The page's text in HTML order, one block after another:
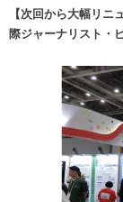
【次回から大幅リ
際ジャーナリスト・